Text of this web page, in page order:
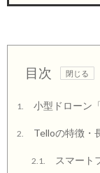
目次
1. 小型ドローン
2. Telloの特徴・
2.1. スマート